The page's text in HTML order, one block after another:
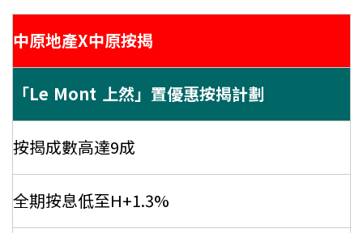
中原地產X中原按揭
「Le Mont 上然」置優惠按揭計劃
按揭成數高達9成
全期按息低至H+1.3%